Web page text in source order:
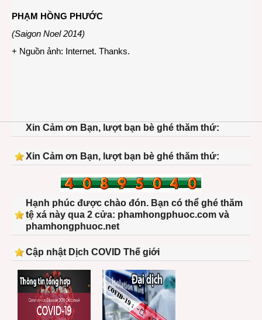
PHẠM HỒNG PHƯỚC
(Saigon Noel 2014)
+ Nguồn ảnh: Internet. Thanks.
Xin Cảm ơn Bạn, lượt bạn bè ghé thăm thứ:
Xin Cảm ơn Bạn, lượt bạn bè ghé thăm thứ:
Hạnh phúc được chào đón. Bạn có thể ghé thăm
tệ xá này qua 2 cửa: phamhongphuoc.com và
phamhongphuoc.net
Cập nhật Dịch COVID Thế giới